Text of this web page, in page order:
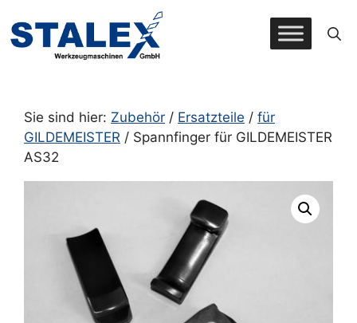
Inhalt
springen
Sie sind hier: Zubehör / Ersatzteile / für
GILDEMEISTER / Spannfinger für GILDEMEISTER
AS32